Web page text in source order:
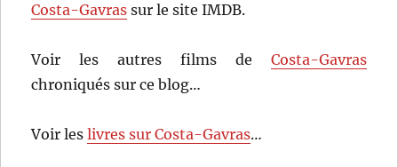
Costa-Gavras sur le site IMDB.
Voir les autres films de Costa-Gavras
chroniqués sur ce blog…
Voir leslivres sur Costa-Gavras…